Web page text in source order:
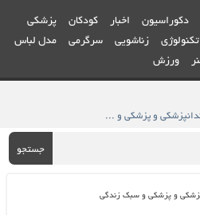
دکوراسیون اخبار کودکان
پزشکی
تکنولوژی زناشویی سرگرمی
مدل لباس
ورزش
معرفی ۵ وبسایت برتر در حوزه های دندانپزشکی و پزشکی و سبک زندگی - نیوفان
جستجو